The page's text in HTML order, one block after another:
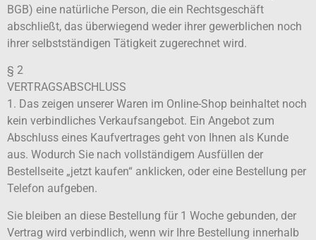
BGB) eine natürliche Person, die ein Rechtsgeschäft
abschließt, das überwiegend weder ihrer gewerblichen noch
ihrer selbstständigen Tätigkeit zugerechnet wird.
§ 2
VERTRAGSABSCHLUSS
1. Das zeigen unserer Waren im Online-Shop beinhaltet noch
kein verbindliches Verkaufsangebot. Ein Angebot zum
Abschluss eines Kaufvertrages geht von Ihnen als Kunde
aus. Wodurch Sie nach vollständigem Ausfüllen der
Bestellseite „jetzt kaufen“ anklicken, oder eine Bestellung per
Telefon aufgeben.
Sie bleiben an diese Bestellung für 1 Woche gebunden, der
Vertrag wird verbindlich, wenn wir Ihre Bestellung innerhalb